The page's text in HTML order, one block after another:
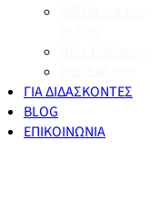
ΓΙΑ ΔΙΔΑΣΚΟΝΤΕΣ
BLOG
ΕΠΙΚΟΙΝΩΝΙΑ